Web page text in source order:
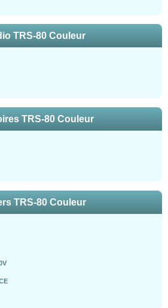
TRS-80 Couleur
TRS-80 Couleur
TRS-80 Couleur